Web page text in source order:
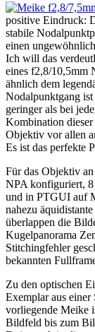
positive Eindruck:
stabile
einen
Ich will das
eines f2,8/10,5mm
ähnlich dem
Nodalpunktgang ist
geringer als bei
Kombination
Objektiv vor allen
Es ist das perfekte
Für das Objektiv
NPA konfiguriert, 8
und in PTGUI auf
nahezu
überlappen die
Kugelpanorama
Stitchingfehler
bekannten
Zu den optischen
Exemplar aus
vorliegende Meike
Bildfeld bis zum